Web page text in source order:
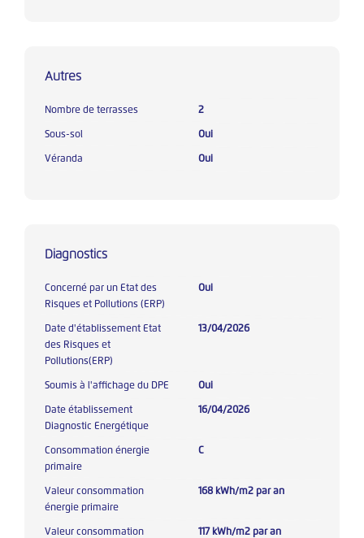
Autres
Nombre de terrasses 2
Sous-sol Oui
Véranda Oui
Diagnostics
Concerné par un Etat des
Risques et Pollutions (ERP)
Oui
Date d'établissement Etat
des Risques et
Pollutions(ERP)
13/04/2026
Soumis à l'affichage du DPE Oui
Date établissement
Diagnostic Energétique
16/04/2026
Consommation énergie
primaire
C
Valeur consommation
énergie primaire
168 kWh/m2 par an
Valeur consommation
117 kWh/m2 par an